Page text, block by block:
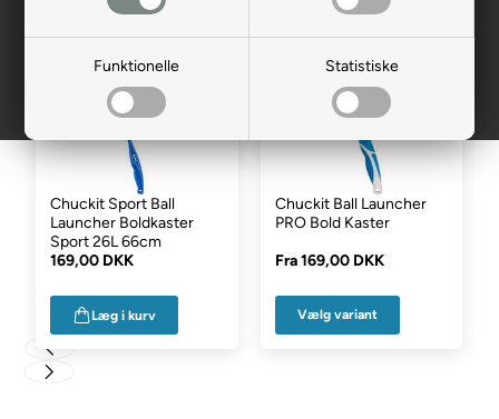
Funktionelle Statistiske
Chuckit Sport Ball
Launcher Boldkaster
Sport 26L 66cm
169,00 DKK
Læg i kurv
Chuckit Ball Launcher
PRO Bold Kaster
Fra169,00 DKK
Vælg variant